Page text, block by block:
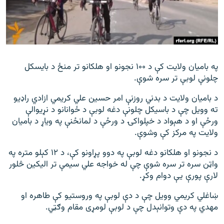
اړیکه
دري پاڼه
راسره ملګري شئ
د ازادې اروپا/ ازادي راډيو ټولې پاڼې
په بامیان ولایت کې د ۱۰۰ نجونو او هلکانو تر منځ د بایسکل
چلونې لوبې تر سره شوې.
د بامیان ولایت د بدني روزنې امر حسین علي کریمي ازادي راډيو
ته وویل چې د باسیکل چلونې دغه لوبې د ځوانانو د نړیوالې
ورځې او د هېواد د خپلواکۍ د ورځې د لمانځنې په ویاړ د بامیان
ولایت په مرکز کې وشوې.
د نجونو او هلکانو دغه لوبې په دوو پړاونو کې، د ۱۲ کېلو متره په
واټن سره تر سره شوې چې له خواجه علي سیمې تر الیکین څلور
لارې پورې یې دوام وکړ.
ښاغلي کریمي وویل چې د دې لوبې په وروستیو کې طاهره او
مهدي په دې وتوانېدل چې د لوبې لومړی مقام وګټي.